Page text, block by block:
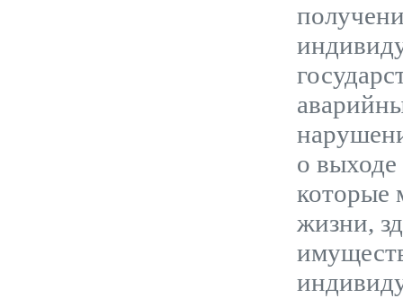
о
которые
жизни,